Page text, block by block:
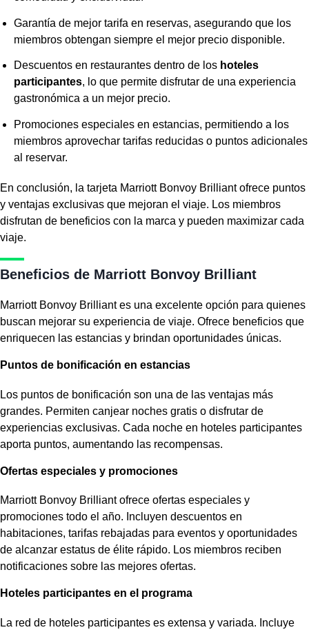
Garantía de mejor tarifa en reservas, asegurando que los
miembros obtengan siempre el mejor precio disponible.
Descuentos en restaurantes dentro de los hoteles
participantes, lo que permite disfrutar de una experiencia
gastronómica a un mejor precio.
Promociones especiales en estancias, permitiendo a los
miembros aprovechar tarifas reducidas o puntos adicionales
al reservar.
En conclusión, la tarjeta Marriott Bonvoy Brilliant ofrece puntos
y ventajas exclusivas que mejoran el viaje. Los miembros
disfrutan de beneficios con la marca y pueden maximizar cada
viaje.
Beneficios de Marriott Bonvoy Brilliant
Marriott Bonvoy Brilliant es una excelente opción para quienes
buscan mejorar su experiencia de viaje. Ofrece beneficios que
enriquecen las estancias y brindan oportunidades únicas.
Puntos de bonificación en estancias
Los puntos de bonificación son una de las ventajas más
grandes. Permiten canjear noches gratis o disfrutar de
experiencias exclusivas. Cada noche en hoteles participantes
aporta puntos, aumentando las recompensas.
Ofertas especiales y promociones
Marriott Bonvoy Brilliant ofrece ofertas especiales y
promociones todo el año. Incluyen descuentos en
habitaciones, tarifas rebajadas para eventos y oportunidades
de alcanzar estatus de élite rápido. Los miembros reciben
notificaciones sobre las mejores ofertas.
Hoteles participantes en el programa
La red de hoteles participantes es extensa y variada. Incluye